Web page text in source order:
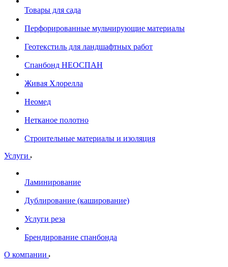
Товары для сада
Перфорированные мульчирующие материалы
Геотекстиль для ландшафтных работ
Спанбонд НЕОСПАН
Живая Хлорелла
Нeомед
Нетканое полотно
Строительные материалы и изоляция
Услуги
Ламинирование
Дублирование (каширование)
Услуги реза
Брендирование спанбонда
О компании